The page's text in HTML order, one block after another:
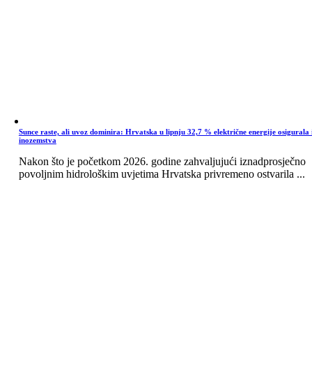
Sunce raste, ali uvoz dominira: Hrvatska u lipnju 32,7 % električne energije osigurala
inozemstva
Nakon što je početkom 2026. godine zahvaljujući iznadprosječno
povoljnim hidrološkim uvjetima Hrvatska privremeno ostvarila ...